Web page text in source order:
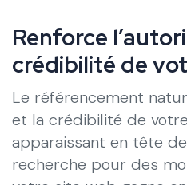
Renforce
crédibilité de
Le référencement
et la crédibilité de
apparaissant en tête
recherche pour des